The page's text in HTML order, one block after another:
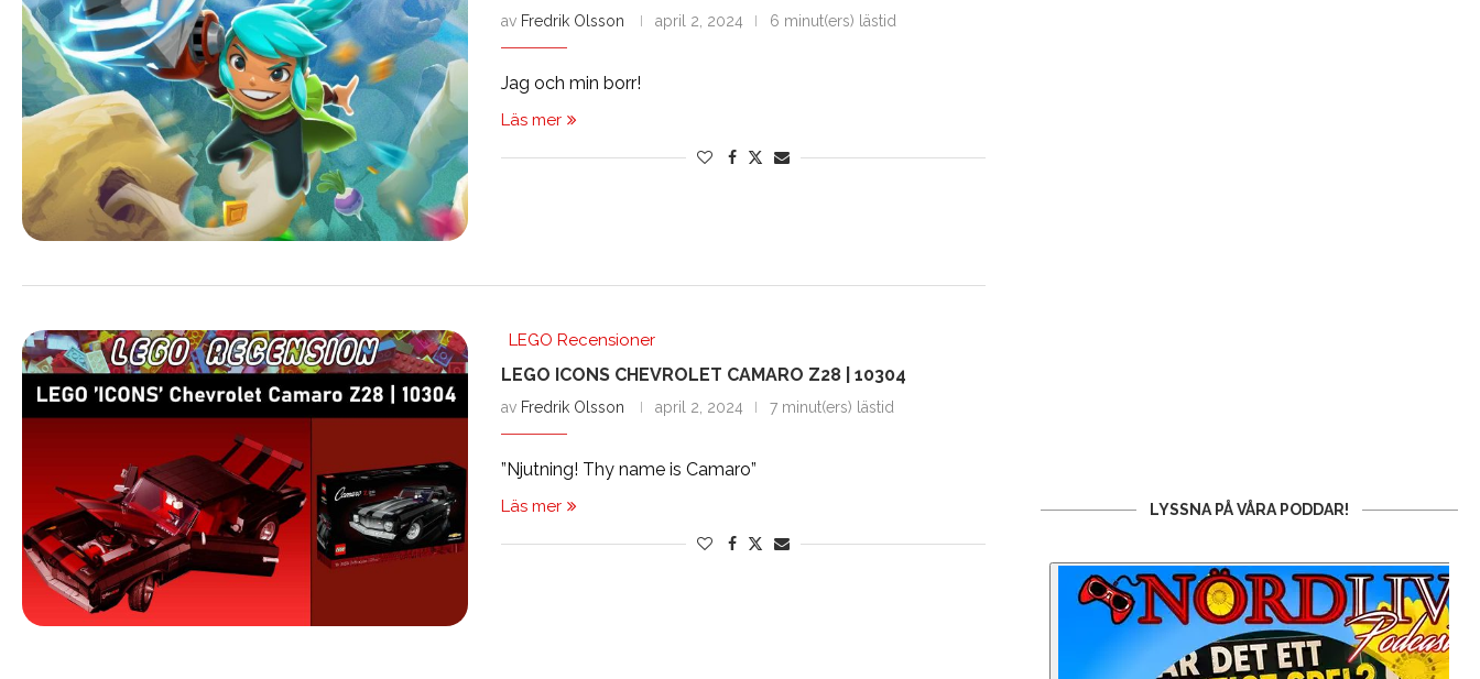
av Fredrik Olsson april 2, 2024 6 minut(ers) lästid
Jag och min borr!
Läs mer
LEGO Recensioner
LEGO ICONS CHEVROLET CAMARO Z28 | 10304
av Fredrik Olsson april 2, 2024 7 minut(ers) lästid
”Njutning! Thy name is Camaro”
Läs mer LYSSNA PÅ VÅRA PODDAR!